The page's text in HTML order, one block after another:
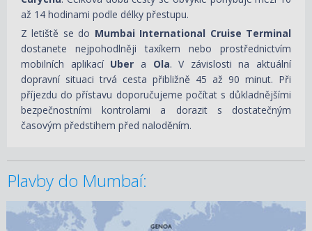
až 14 hodinami podle délky přestupu.
Z letiště se do Mumbai International Cruise Terminal
dostanete nejpohodlněji taxíkem nebo prostřednictvím
mobilních aplikací Uber a Ola. V závislosti na aktuální
dopravní situaci trvá cesta přibližně 45 až 90 minut. Při
příjezdu do přístavu doporučujeme počítat s důkladnějšími
bezpečnostními kontrolami a dorazit s dostatečným
časovým předstihem před naloděním.
Plavby do Mumbaí:
06.01.2028 – 30.04.2028